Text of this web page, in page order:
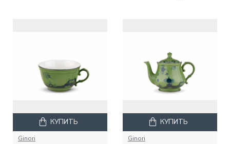
Ginori
КУПИТЬ
Ginori
КУПИТЬ